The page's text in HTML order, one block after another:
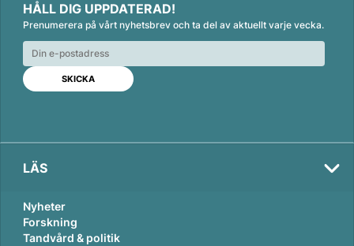
n
k
e
d
n
c
e
b
o
o
k
a
i
l
HÅLL DIG UPPDATERAD!
Prenumerera på vårt nyhetsbrev och ta del av aktuellt varje vecka.
LÄS
Nyheter
Forskning
Tandvård & politik